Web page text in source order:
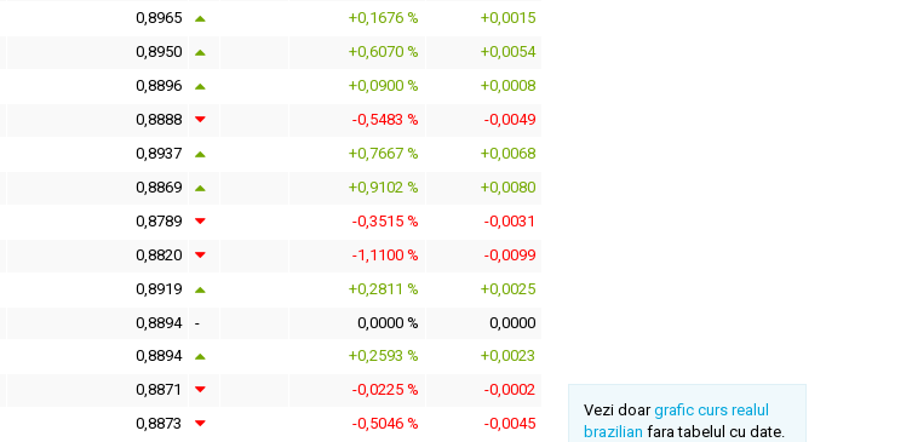
0,8965 +0,1676 %
+0,0015
0,8950 +0,6070 %
+0,0054
0,8896 +0,0900 %
+0,0008
0,8888 -0,5483 %
-0,0049
0,8937 +0,7667 %
+0,0068
0,8869 +0,9102 %
+0,0080
0,8789 -0,3515 %
-0,0031
0,8820 -1,1100 %
-0,0099
0,8919 +0,2811 %
+0,0025
0,8894 - 0,0000 %
0,0000
0,8894 +0,2593 %
+0,0023
0,8871 -0,0225 %
-0,0002
0,8873 -0,5046 %
-0,0045
Vezi doargrafic curs realul
brazilian fara tabelul cu date.